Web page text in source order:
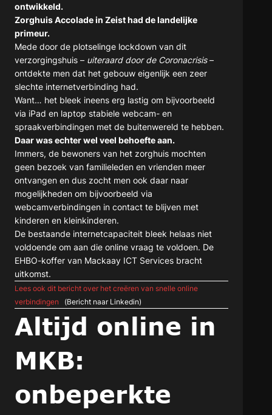
ontwikkeld.
Zorghuis Accolade in Zeist had de landelijke
primeur.
Mede door de plotselinge lockdown van dit
verzorgingshuis – uiteraard door de Coronacrisis–
ontdekte men dat het gebouw eigenlijk een zeer
slechte internetverbinding had.
Want… het bleek ineens erg lastig om bijvoorbeeld
via iPad en laptop stabiele webcam- en
spraakverbindingen met de buitenwereld te hebben.
Daar was echter wel veel behoefte aan.
Immers, de bewoners van het zorghuis mochten
geen bezoek van familieleden en vrienden meer
ontvangen en dus zocht men ook daar naar
mogelijkheden om bijvoorbeeld via
webcamverbindingen in contact te blijven met
kinderen en kleinkinderen.
De bestaande internetcapaciteit bleek helaas niet
voldoende om aan die online vraag te voldoen. De
EHBO-koffer van Mackaay ICT Services bracht
uitkomst.
Lees ook dit bericht over het creëren van snelle online
verbindingen
(Bericht naar Linkedin)
Altijd online in
MKB:
onbeperkte